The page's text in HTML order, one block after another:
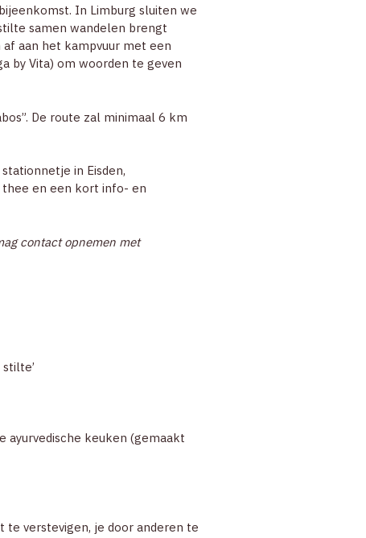
In Limburg sluiten we
samen wandelen brengt
aan het kampvuur met een
by Vita) om woorden te geven
De route zal minimaal 6 km
in Eisden,
thee en een kort info- en
contact opnemen met
ayurvedische keuken (gemaakt
te verstevigen, je door anderen te